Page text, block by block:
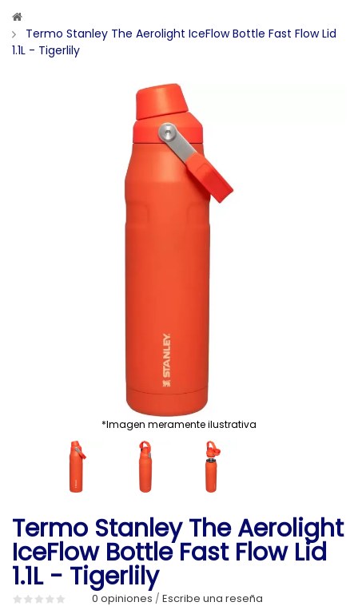
Termo Stanley The Aerolight IceFlow Bottle Fast Flow Lid
1.1L - Tigerlily
*Imagen meramente ilustrativa
Termo Stanley The Aerolight
IceFlow Bottle Fast Flow Lid
1.1L - Tigerlily
0 opiniones / Escribe una reseña